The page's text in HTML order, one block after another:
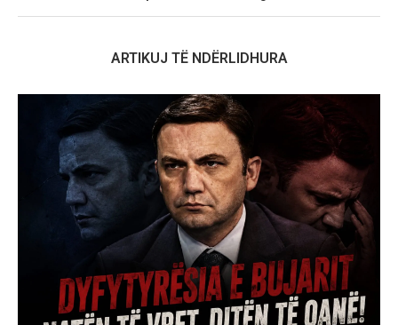
ARTIKUJ TË NDËRLIDHURA